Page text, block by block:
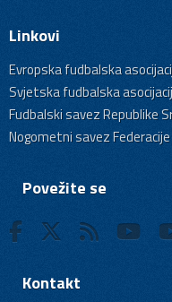
Linkovi
Evropska fudbalska
Svjetska fudbalska
Fudbalski savez Republike
Nogometni savez Federacije
Povežite se
Kontakt